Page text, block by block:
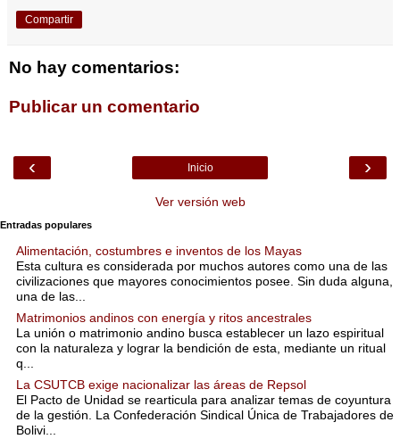
Compartir
No hay comentarios:
Publicar un comentario
‹ ›
Inicio
Ver versión web
Entradas populares
Alimentación, costumbres e inventos de los Mayas
Esta cultura es considerada por muchos autores como una de las
civilizaciones que mayores conocimientos posee. Sin duda alguna,
una de las...
Matrimonios andinos con energía y ritos ancestrales
La unión o matrimonio andino busca establecer un lazo espiritual
con la naturaleza y lograr la bendición de esta, mediante un ritual
q...
La CSUTCB exige nacionalizar las áreas de Repsol
El Pacto de Unidad se rearticula para analizar temas de coyuntura
de la gestión. La Confederación Sindical Única de Trabajadores de
Bolivi...